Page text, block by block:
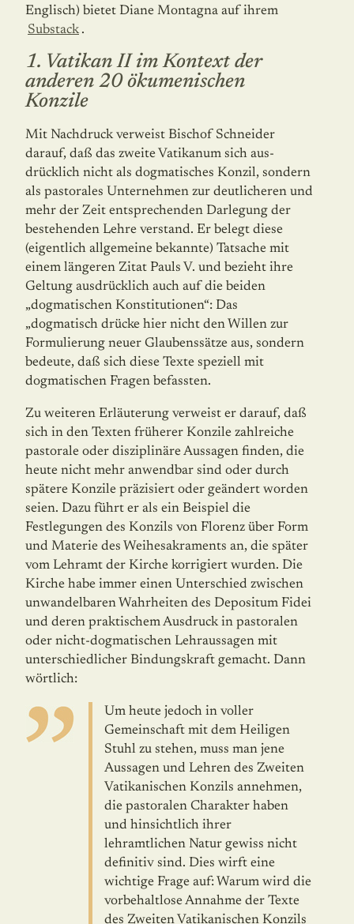
Englisch) bietet Diane Montagna auf ihrem
Substack .
1. Vatikan II im Kontext der
anderen 20 ökumenischen
Konzile
Mit Nachdruck verweist Bischof Schneider
darauf, daß das zweite Vatikanum sich aus­
drücklich nicht als dogmatisches Konzil, sondern
als pastorales Unternehmen zur deut­licheren und
mehr der Zeit entsprechenden Darlegung der
bestehenden Lehre verstand. Er belegt diese
(eigentlich allgemeine bekannte) Tatsache mit
einem längeren Zitat Pauls V. und bezieht ihre
Geltung ausdrücklich auch auf die beiden
„dogmatischen Konstitu­ti­onen“: Das
„dogmatisch drücke hier nicht den Willen zur
Formulierung neuer Glaubens­sätze aus, sondern
bedeute, daß sich diese Texte speziell mit
dogmatischen Fragen befass­ten.
Zu weiteren Erläuterung verweist er darauf, daß
sich in den Texten früherer Konzile zahlreiche
pastorale oder disziplinäre Aussagen finden, die
heute nicht mehr anwendbar sind oder durch
spätere Konzile präzisiert oder geändert worden
seien. Dazu führt er als ein Beispiel die
Festlegungen des Konzils von Florenz über Form
und Materie des Weihe­sakraments an, die später
vom Lehramt der Kirche korrigiert wurden. Die
Kirche habe immer einen Unterschied zwischen
unwandelbaren Wahrheiten des Depositum Fidei
und deren praktischem Ausdruck in pastoralen
oder nicht-dogmatischen Lehraussagen mit
unterschiedlicher Bindungskraft gemacht. Dann
wörtlich:
Um heute jedoch in voller
Gemeinschaft mit dem Heiligen
Stuhl zu stehen, muss man jene
Aussagen und Lehren des Zweiten
Vatikanischen Konzils an­nehmen,
die pastoralen Charakter haben
und hinsichtlich ihrer
lehramtlichen Natur gewiss nicht
definitiv sind. Dies wirft eine
wichtige Frage auf: Warum wird die
vorbehaltlose Annahme der Texte
des Zweiten Vatikanischen Konzils